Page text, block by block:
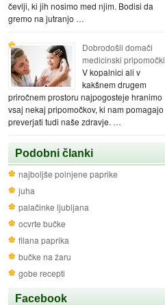
čevlji, ki jih nosimo med njim. Bodisi da
gremo na jutranjo …
Dobrodošli domači
medicinski pripomočki
V kopalnici ali v
kakšnem drugem
priročnem prostoru najpogosteje hranimo
vsaj nekaj pripomočkov, ki nam pomagajo
preverjati tudi naše zdravje. …
Podobni članki
najboljše polnjene paprike
juha
palačinke ljubljana
ocvrte bučke
filana paprika
bučke na žaru
gobe recepti
Facebook